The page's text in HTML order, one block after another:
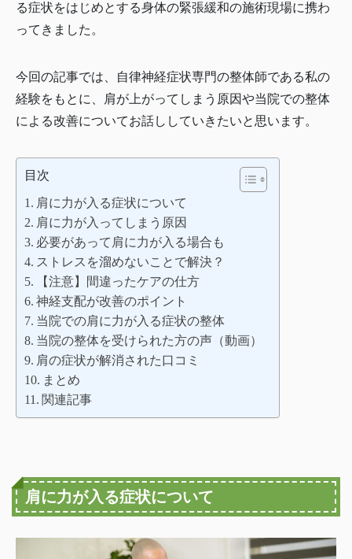
る症状をはじめとする身体の緊張緩和の施術現場に携わ
ってきました。
今回の記事では、自律神経症状専門の整体師である私の
経験をもとに、肩が上がってしまう原因や当院での整体
による改善についてお話ししていきたいと思います。
目次
肩に力が入る症状について
肩に力が入ってしまう原因
必要があって肩に力が入る場合も
ストレスを溜めないことで解決？
【注意】間違ったケアの仕方
神経支配が改善のポイント
当院での肩に力が入る症状の整体
当院の整体を受けられた方の声（動画）
肩の症状が解消された口コミ
まとめ
関連記事
肩に力が入る症状について